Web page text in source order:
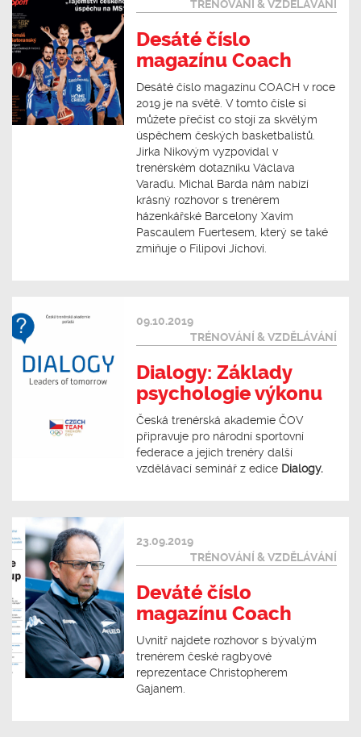
TRÉNOVÁNÍ & VZDĚLÁVÁNÍ
Desáté číslo
magazínu Coach
Desáté číslo magazínu COACH v roce
2019 je na světě. V tomto čísle si
můžete přečíst co stojí za skvělým
úspěchem českých basketbalistů.
Jirka Nikovým vyzpovídal v
trenérském dotazníku Václava
Varaďu. Michal Barda nám nabízí
krásný rozhovor s trenérem
házenkářské Barcelony Xavim
Pascaulem Fuertesem, který se také
zmiňuje o Filipovi Jíchovi.
09.10.2019
TRÉNOVÁNÍ & VZDĚLÁVÁNÍ
Dialogy: Základy
psychologie výkonu
Česká trenérská akademie ČOV
připravuje pro národní sportovní
federace a jejich trenéry další
vzdělávací seminář z edice Dialogy.
23.09.2019
TRÉNOVÁNÍ & VZDĚLÁVÁNÍ
Deváté číslo
magazínu Coach
Uvnitř najdete rozhovor s bývalým
trenérem české ragbyové
reprezentace Christopherem
Gajanem.